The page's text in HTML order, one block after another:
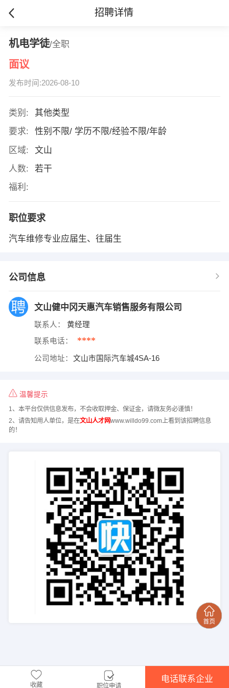
招聘详情
机电学徒/全职
面议
发布时间:2026-08-10
类别:
其他类型
要求:
性别不限/ 学历不限/经验不限/年龄
区域:
文山
人数:
若干
福利:
职位要求
汽车维修专业应届生、往届生
公司信息
文山健中冈天惠汽车销售服务有限公司
联系人： 黄经理
联系电话： ****
公司地址： 文山市国际汽车城4SA-16
温馨提示
1、本平台仅供信息发布，不会收取押金、保证金，请微友务必谨慎！
2、请告知用人单位，是在文山人才网www.willdo99.com上看到该招聘信息
的！
收藏 职位申请
电话联系企业